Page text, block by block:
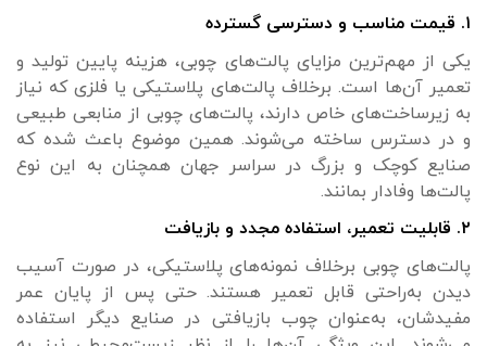
۱. قیمت مناسب و دسترسی گسترده
یکی از مهم‌ترین مزایای پالت‌های چوبی، هزینه پایین تولید و
تعمیر آن‌ها است. برخلاف پالت‌های پلاستیکی یا فلزی که نیاز
به زیرساخت‌های خاص دارند، پالت‌های چوبی از منابعی طبیعی
و در دسترس ساخته می‌شوند. همین موضوع باعث شده که
صنایع کوچک و بزرگ در سراسر جهان همچنان به این نوع
پالت‌ها وفادار بمانند.
۲. قابلیت تعمیر، استفاده مجدد و بازیافت
پالت‌های چوبی برخلاف نمونه‌های پلاستیکی، در صورت آسیب
دیدن به‌راحتی قابل تعمیر هستند. حتی پس از پایان عمر
مفیدشان، به‌عنوان چوب بازیافتی در صنایع دیگر استفاده